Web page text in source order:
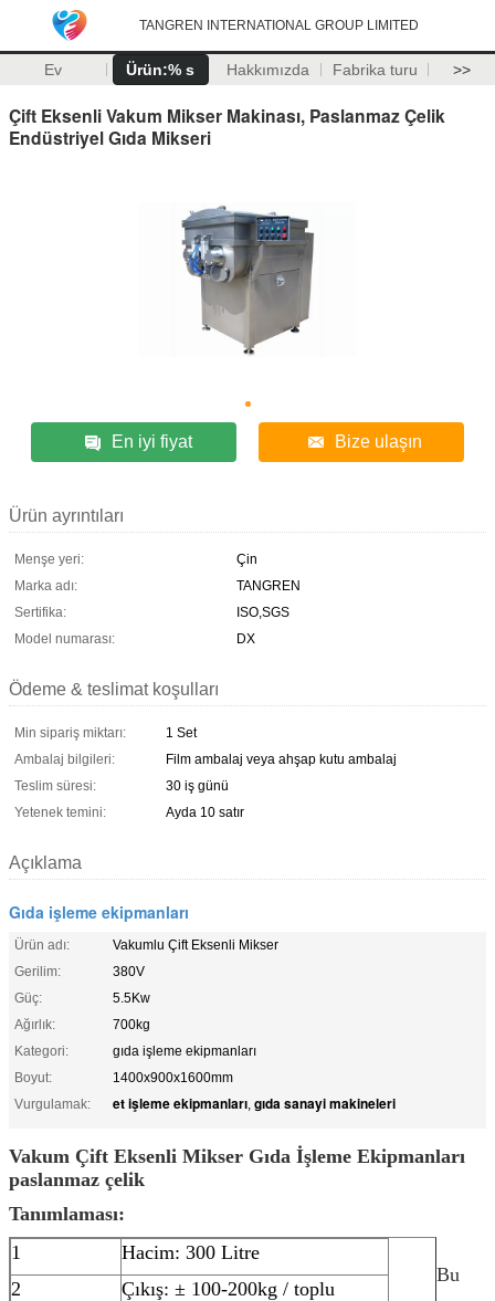
TANGREN INTERNATIONAL GROUP LIMITED
Ev Ürün:% s Hakkımızda Fabrika turu >>
Çift Eksenli Vakum Mikser Makinası, Paslanmaz Çelik
Endüstriyel Gıda Mikseri
En iyi fiyat Bize ulaşın
Ürün ayrıntıları
Menşe yeri:
Çin
Marka adı:
TANGREN
Sertifika:
ISO,SGS
Model numarası:
DX
Ödeme & teslimat koşulları
Min sipariş miktarı:
1 Set
Ambalaj bilgileri:
Film ambalaj veya ahşap kutu ambalaj
Teslim süresi:
30 iş günü
Yetenek temini:
Ayda 10 satır
Açıklama
Gıda işleme ekipmanları
Ürün adı:
Vakumlu Çift Eksenli Mikser
Gerilim:
380V
Güç:
5.5Kw
Ağırlık:
700kg
Kategori:
gıda işleme ekipmanları
Boyut:
1400x900x1600mm
Vurgulamak:
et işleme ekipmanları, gıda sanayi makineleri
Vakum Çift Eksenli Mikser Gıda İşleme Ekipmanları
paslanmaz çelik
Tanımlaması:
1
Hacim: 300 Litre
2
Çıkış: ± 100-200kg / toplu
Bu